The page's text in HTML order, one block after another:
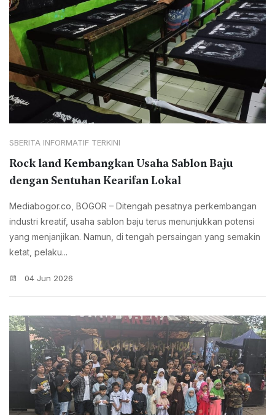
SBERITA INFORMATIF TERKINI
Rock land Kembangkan Usaha Sablon Baju
dengan Sentuhan Kearifan Lokal
Mediabogor.co, BOGOR – Ditengah pesatnya perkembangan
industri kreatif, usaha sablon baju terus menunjukkan potensi
yang menjanjikan. Namun, di tengah persaingan yang semakin
ketat, pelaku...
04 Jun 2026